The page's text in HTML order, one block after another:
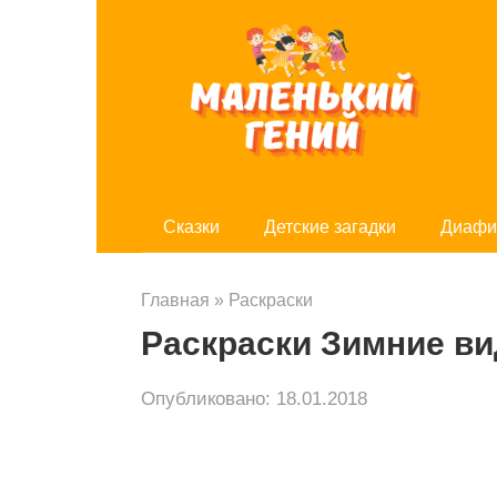
Cказки Детские загадки
Главная » Раскраски
Раскраски Зимние
Опубликовано: 18.01.2018